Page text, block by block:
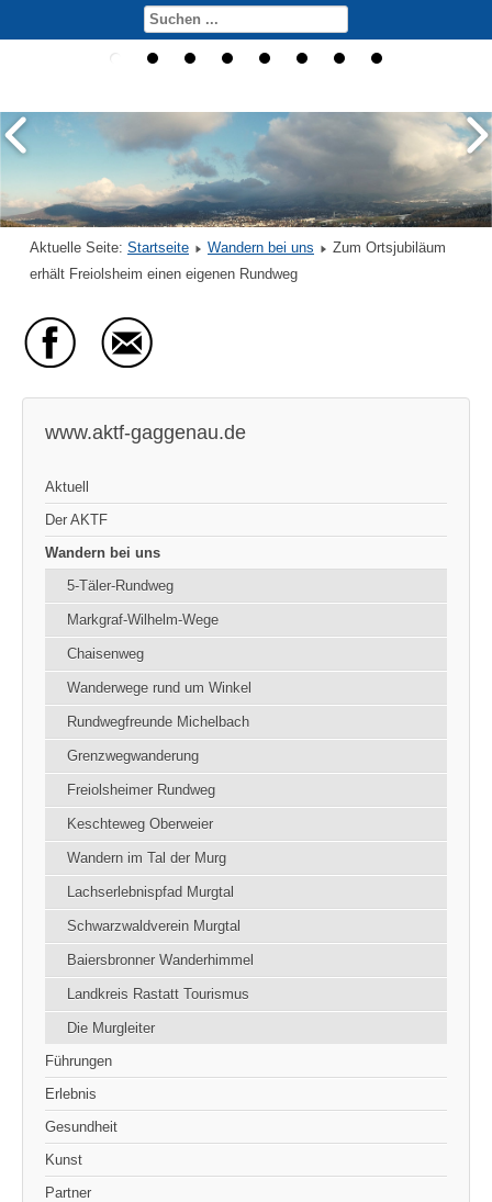
Aktuelle Seite: Startseite Wandern bei uns
Zum Ortsjubiläum
erhält Freiolsheim einen eigenen Rundweg
www.aktf-gaggenau.de
Aktuell
Der AKTF
Wandern bei uns
5-Täler-Rundweg
Markgraf-Wilhelm-Wege
Chaisenweg
Wanderwege rund um Winkel
Rundwegfreunde Michelbach
Grenzwegwanderung
Freiolsheimer Rundweg
Keschteweg Oberweier
Wandern im Tal der Murg
Lachserlebnispfad Murgtal
Schwarzwaldverein Murgtal
Baiersbronner Wanderhimmel
Landkreis Rastatt Tourismus
Die Murgleiter
Führungen
Erlebnis
Gesundheit
Kunst
Partner